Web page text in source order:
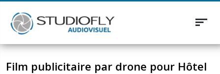
Film publicitaire par drone pour Hôtel